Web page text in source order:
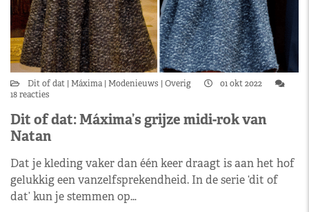
Dit of dat Máxima Modenieuws Overig
01 okt 2022
18 reacties
Dit of dat: Máxima’s grijze midi-rok van
Natan
Dat je kleding vaker dan één keer draagt is aan het hof
gelukkig een vanzelfsprekendheid. In de serie ‘dit of
dat’ kun je stemmen op…